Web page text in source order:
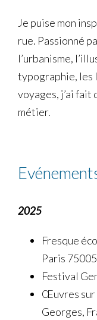
Je puise mon
rue. Passionné
l’urbanisme,
typographie, les
voyages, j’ai fait
métier.
2025
Fresque
Paris
Festival
Œuvres sur
Georges,